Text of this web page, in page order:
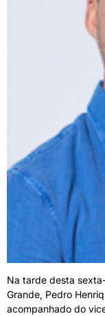
Na tarde desta
Grande, Pedro
acompanhado do